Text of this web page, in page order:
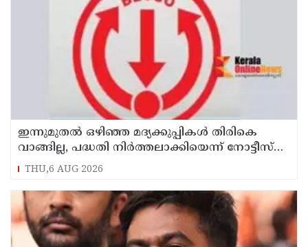
ഇന്നുമുതല്‍ ഒഴിഞ്ഞ മദ്യക്കുപ്പികള്‍ തിരികെ
വാങ്ങില്ല, പദ്ധതി നിര്‍ത്തലാക്കിയെന്ന് നോട്ടീസ്
പ്രദര്‍ശിപ്പിക്കും
THU,6 AUG 2026